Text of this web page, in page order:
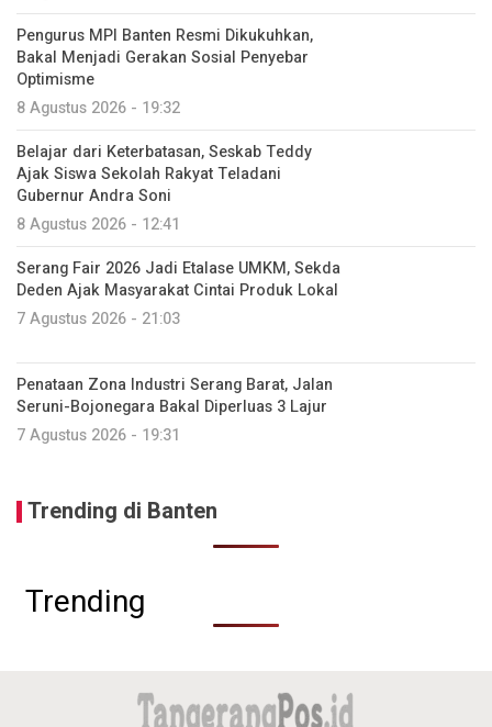
Pengurus MPI Banten Resmi Dikukuhkan,
Bakal Menjadi Gerakan Sosial Penyebar
Optimisme
8 Agustus 2026 - 19:32
Belajar dari Keterbatasan, Seskab Teddy
Ajak Siswa Sekolah Rakyat Teladani
Gubernur Andra Soni
8 Agustus 2026 - 12:41
Serang Fair 2026 Jadi Etalase UMKM, Sekda
Deden Ajak Masyarakat Cintai Produk Lokal
7 Agustus 2026 - 21:03
Penataan Zona Industri Serang Barat, Jalan
Seruni-Bojonegara Bakal Diperluas 3 Lajur
7 Agustus 2026 - 19:31
Trending di Banten
Trending